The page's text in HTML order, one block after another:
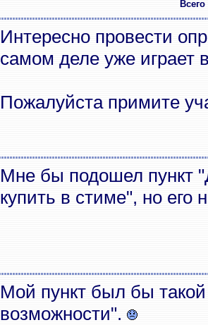
Интересно провести
самом деле уже играет
Пожалуйста примите
Мне бы подошел пункт
купить в стиме", но его
Мой пункт был бы такой
возможности".